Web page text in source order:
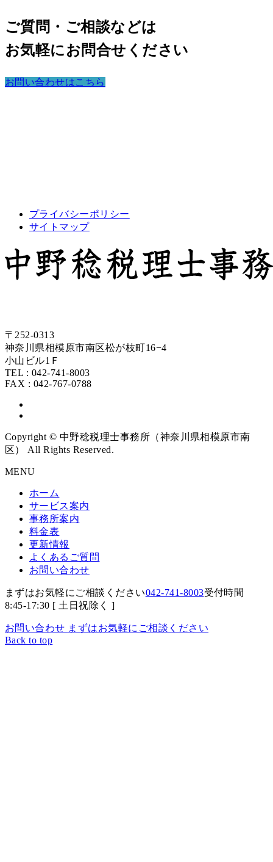
ご質問・ご相談などは
お気軽にお問合せください
お問い合わせはこちら
プライバシーポリシー
サイトマップ
〒252-0313
神奈川県相模原市南区松が枝町16−4
小山ビル1Ｆ
TEL : 042-741-8003
FAX : 042-767-0788
Copyright © 中野稔税理士事務所（神奈川県相模原市南
区） All Rights Reserved.
MENU
ホーム
サービス案内
事務所案内
料金表
更新情報
よくあるご質問
お問い合わせ
まずはお気軽にご相談ください042-741-8003受付時間
8:45-17:30 [ 土日祝除く ]
お問い合わせ まずはお気軽にご相談ください
Back to top